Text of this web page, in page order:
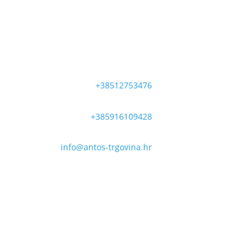
+38512753476
+385916109428
info@antos-trgovina.hr